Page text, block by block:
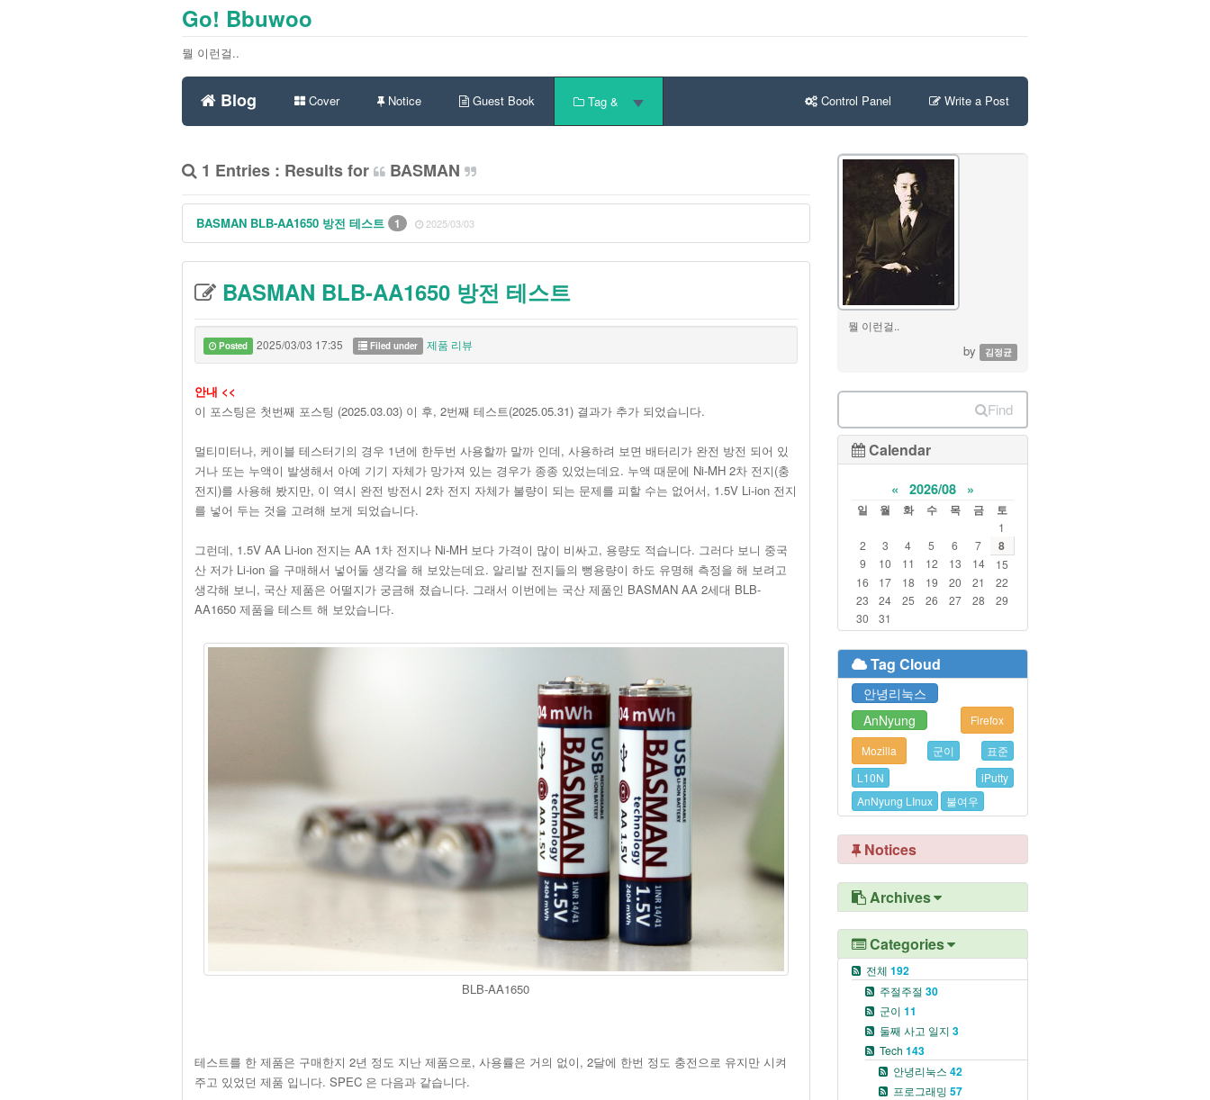
Go! Bbuwoo
뭘 이런걸..
Blog Cover Notice Guest Book Tag & Control Panel Write a Post
1 Entries : Results for BASMAN
BASMAN BLB-AA1650 방전 테스트 1 2025/03/03
BASMAN BLB-AA1650 방전 테스트
Posted 2025/03/03 17:35 Filed under 제품 리뷰
안내 <<
이 포스팅은 첫번째 포스팅 (2025.03.03) 이 후, 2번째 테스트(2025.05.31) 결과가 추가 되었습니다.
멀티미터나, 케이블 테스터기의 경우 1년에 한두번 사용할까 말까 인데, 사용하려 보면 배터리가 완전 방전 되어 있
거나 또는 누액이 발생해서 아예 기기 자체가 망가져 있는 경우가 종종 있었는데요. 누액 때문에 Ni-MH 2차 전지(충
전지)를 사용해 봤지만, 이 역시 완전 방전시 2차 전지 자체가 불량이 되는 문제를 피할 수는 없어서, 1.5V Li-ion 전지
를 넣어 두는 것을 고려해 보게 되었습니다.
그런데, 1.5V AA Li-ion 전지는 AA 1차 전지나 Ni-MH 보다 가격이 많이 비싸고, 용량도 적습니다. 그러다 보니 중국
산 저가 Li-ion 을 구매해서 넣어둘 생각을 해 보았는데요. 알리발 전지들의 뻥용량이 하도 유명해 측정을 해 보려고
생각해 보니, 국산 제품은 어떨지가 궁금해 졌습니다. 그래서 이번에는 국산 제품인 BASMAN AA 2세대 BLB-
AA1650 제품을 테스트 해 보았습니다.
BLB-AA1650
테스트를 한 제품은 구매한지 2년 정도 지난 제품으로, 사용률은 거의 없이, 2달에 한번 정도 충전으로 유지만 시켜
주고 있었던 제품 입니다. SPEC 은 다음과 같습니다.
뭘 이런걸..
by 김정균
Find
Calendar
« 2026/08 »
일 월 화 수 목 금 토
1
2
3 4 5 6 7 8
9 10 11 12 13 14
15
16
17 18 19 20 21
22
23
24 25 26 27 28
29
30
31
Tag Cloud
안녕리눅스
AnNyung
Firefox
Mozilla
군이
표준
L10N
iPutty
AnNyung LInux
불여우
Notices
Archives
Categories
전체 192
주절주절 30
군이 11
둘째 사고 일지 3
Tech 143
안녕리눅스 42
프로그래밍 57